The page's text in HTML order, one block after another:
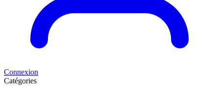
Connexion
Catégories